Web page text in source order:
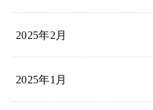
2025年2月
2025年1月